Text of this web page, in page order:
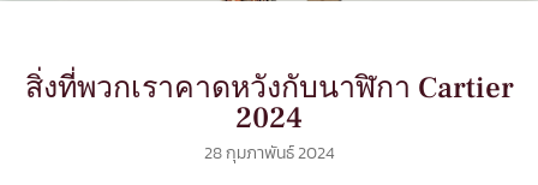
สิ่งที่พวกเราคาดหวังกับนาฬิกา Cartier
2024
28 กุมภาพันธ์ 2024